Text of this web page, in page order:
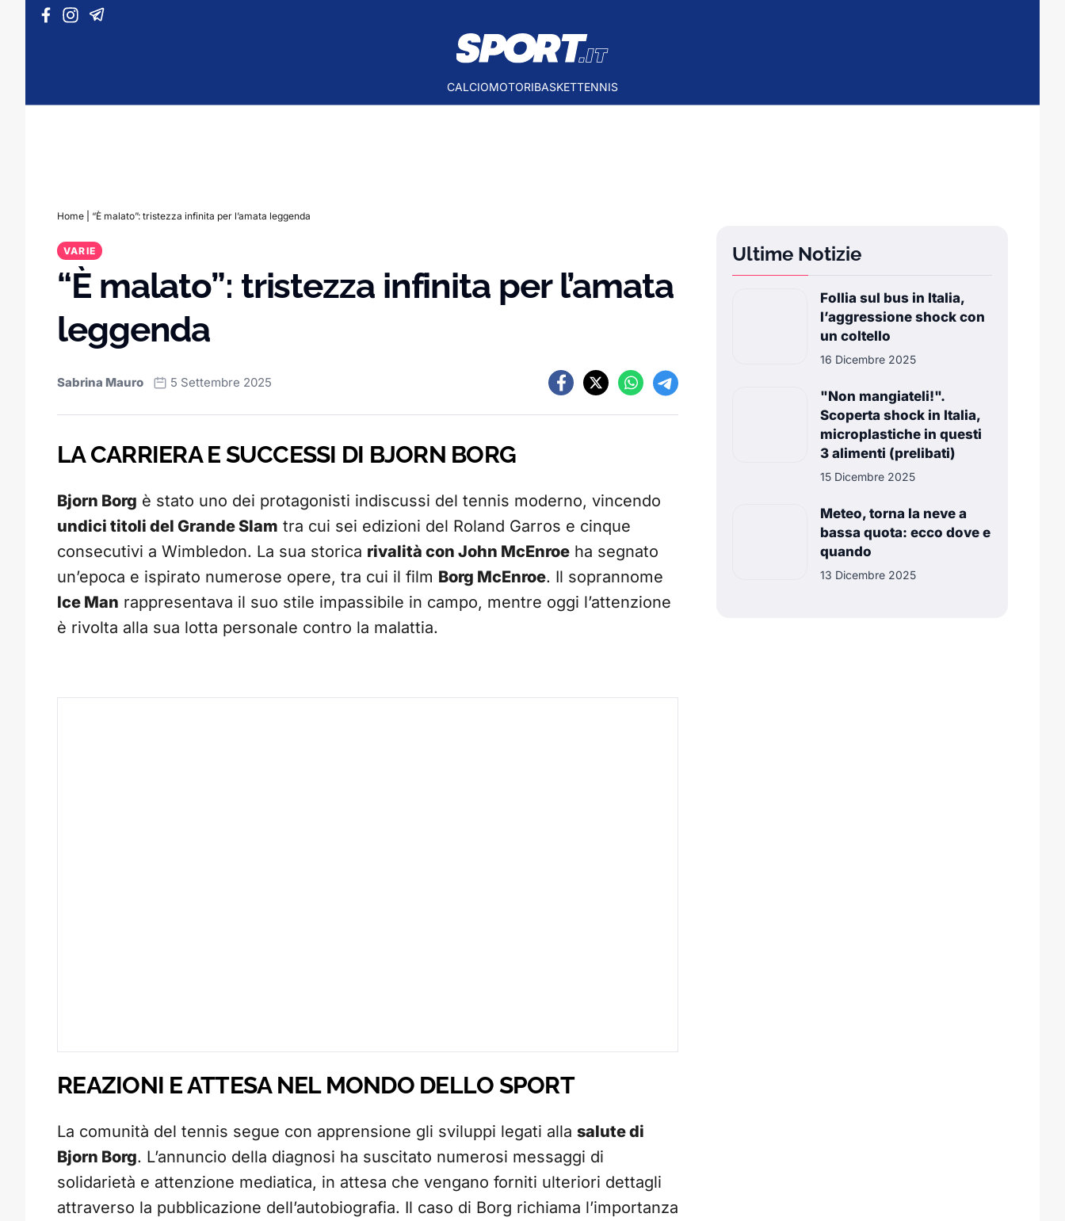
Vai al contenuto
CALCIOMOTORIBASKETTENNIS
Home “È malato”: tristezza infinita per l’amata leggenda
VARIE
“È malato”: tristezza infinita per l’amata
leggenda
Sabrina Mauro 5 Settembre 2025
LA CARRIERA E SUCCESSI DI BJORN BORG
Bjorn Borg è stato uno dei protagonisti indiscussi del tennis moderno, vincendo
undici titoli del Grande Slam tra cui sei edizioni del Roland Garros e cinque
consecutivi a Wimbledon. La sua storica rivalità con John McEnroe ha segnato
un’epoca e ispirato numerose opere, tra cui il film Borg McEnroe. Il soprannome
Ice Man rappresentava il suo stile impassibile in campo, mentre oggi l’attenzione
è rivolta alla sua lotta personale contro la malattia.
REAZIONI E ATTESA NEL MONDO DELLO SPORT
La comunità del tennis segue con apprensione gli sviluppi legati alla salute di
Bjorn Borg. L’annuncio della diagnosi ha suscitato numerosi messaggi di
solidarietà e attenzione mediatica, in attesa che vengano forniti ulteriori dettagli
attraverso la pubblicazione dell’autobiografia. Il caso di Borg richiama l’importanza
Ultime Notizie
Follia sul bus in Italia,
l’aggressione shock con
un coltello
16 Dicembre 2025
"Non mangiateli!".
Scoperta shock in Italia,
microplastiche in questi
3 alimenti (prelibati)
15 Dicembre 2025
Meteo, torna la neve a
bassa quota: ecco dove e
quando
13 Dicembre 2025